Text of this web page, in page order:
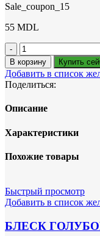
Sale_coupon_15
55 MDL
Количество
товара
ЗЕРКАЛЬНЫЙ
ПИГМЕНТ
ЗОЛОТО
В корзину Купить
Добавить в список
Поделиться:
Описание
Характеристики
Похожие товары
Быстрый просмотр
Добавить в список
БЛЕСК